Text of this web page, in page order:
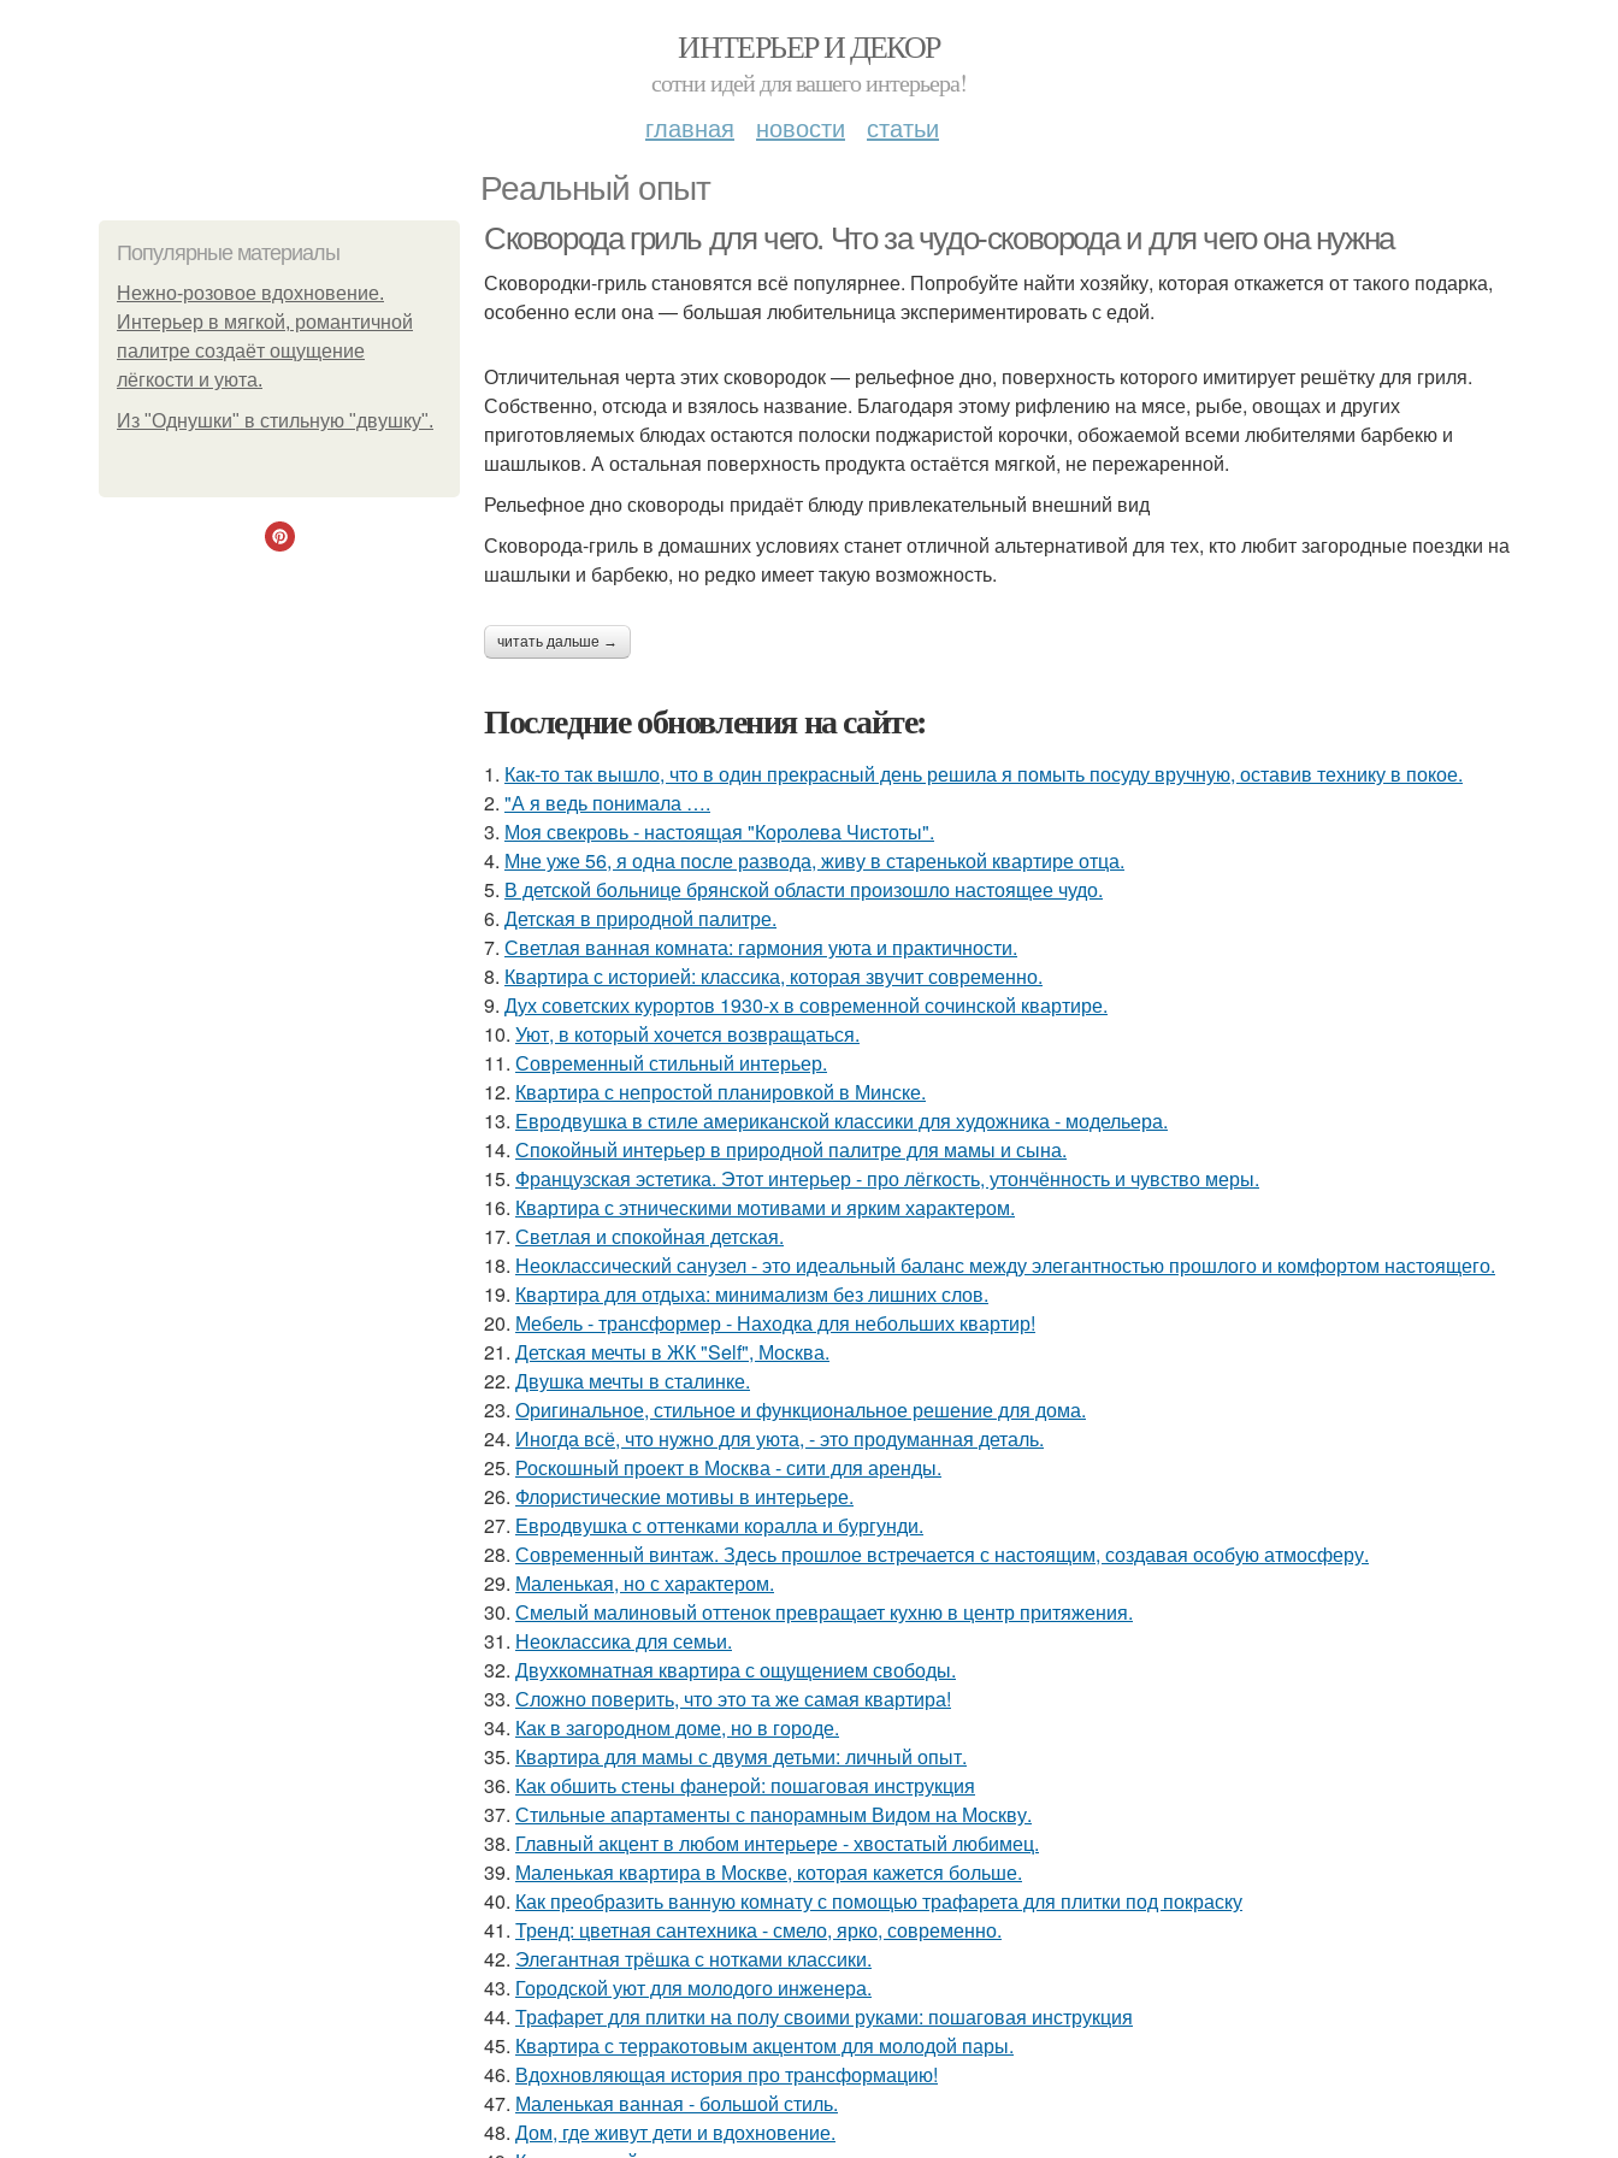
ИНТЕРЬЕР И ДЕКОР
сотни идей для вашего интерьера!
главная новости статьи
Реальный опыт
Популярные материалы
Нежно-розовое вдохновение.
Интерьер в мягкой, романтичной
палитре создаёт ощущение
лёгкости и уюта.
Из "Однушки" в стильную "двушку".
Сковорода гриль для чего. Что за чудо-сковорода и для чего она нужна
Сковородки-гриль становятся всё популярнее. Попробуйте найти хозяйку, которая откажется от такого подарка,
особенно если она — большая любительница экспериментировать с едой.
Отличительная черта этих сковородок — рельефное дно, поверхность которого имитирует решётку для гриля.
Собственно, отсюда и взялось название. Благодаря этому рифлению на мясе, рыбе, овощах и других
приготовляемых блюдах остаются полоски поджаристой корочки, обожаемой всеми любителями барбекю и
шашлыков. А остальная поверхность продукта остаётся мягкой, не пережаренной.
Рельефное дно сковороды придаёт блюду привлекательный внешний вид
Сковорода-гриль в домашних условиях станет отличной альтернативой для тех, кто любит загородные поездки на
шашлыки и барбекю, но редко имеет такую возможность.
читать дальше →
Последние обновления на сайте:
1. Как-то так вышло, что в один прекрасный день решила я помыть посуду вручную, оставив технику в покое.
2. "А я ведь понимала ….
3. Моя свекровь - настоящая "Королева Чистоты".
4. Мне уже 56, я одна после развода, живу в старенькой квартире отца.
5. В детской больнице брянской области произошло настоящее чудо.
6. Детская в природной палитре.
7. Светлая ванная комната: гармония уюта и практичности.
8. Квартира с историей: классика, которая звучит современно.
9. Дух советских курортов 1930-х в современной сочинской квартире.
10. Уют, в который хочется возвращаться.
11. Современный стильный интерьер.
12. Квартира с непростой планировкой в Минске.
13. Евродвушка в стиле американской классики для художника - модельера.
14. Спокойный интерьер в природной палитре для мамы и сына.
15. Французская эстетика. Этот интерьер - про лёгкость, утончённость и чувство меры.
16. Квартира с этническими мотивами и ярким характером.
17. Светлая и спокойная детская.
18. Неоклассический санузел - это идеальный баланс между элегантностью прошлого и комфортом настоящего.
19. Квартира для отдыха: минимализм без лишних слов.
20. Мебель - трансформер - Находка для небольших квартир!
21. Детская мечты в ЖК "Self", Москва.
22. Двушка мечты в сталинке.
23. Оригинальное, стильное и функциональное решение для дома.
24. Иногда всё, что нужно для уюта, - это продуманная деталь.
25. Роскошный проект в Москва - сити для аренды.
26. Флористические мотивы в интерьере.
27. Евродвушка с оттенками коралла и бургунди.
28. Современный винтаж. Здесь прошлое встречается с настоящим, создавая особую атмосферу.
29. Маленькая, но с характером.
30. Смелый малиновый оттенок превращает кухню в центр притяжения.
31. Неоклассика для семьи.
32. Двухкомнатная квартира с ощущением свободы.
33. Сложно поверить, что это та же самая квартира!
34. Как в загородном доме, но в городе.
35. Квартира для мамы с двумя детьми: личный опыт.
36. Как обшить стены фанерой: пошаговая инструкция
37. Стильные апартаменты с панорамным Видом на Москву.
38. Главный акцент в любом интерьере - хвостатый любимец.
39. Маленькая квартира в Москве, которая кажется больше.
40. Как преобразить ванную комнату с помощью трафарета для плитки под покраску
41. Тренд: цветная сантехника - смело, ярко, современно.
42. Элегантная трёшка с нотками классики.
43. Городской уют для молодого инженера.
44. Трафарет для плитки на полу своими руками: пошаговая инструкция
45. Квартира с терракотовым акцентом для молодой пары.
46. Вдохновляющая история про трансформацию!
47. Маленькая ванная - большой стиль.
48. Дом, где живут дети и вдохновение.